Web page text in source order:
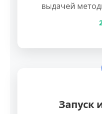
выдачей
Запуск